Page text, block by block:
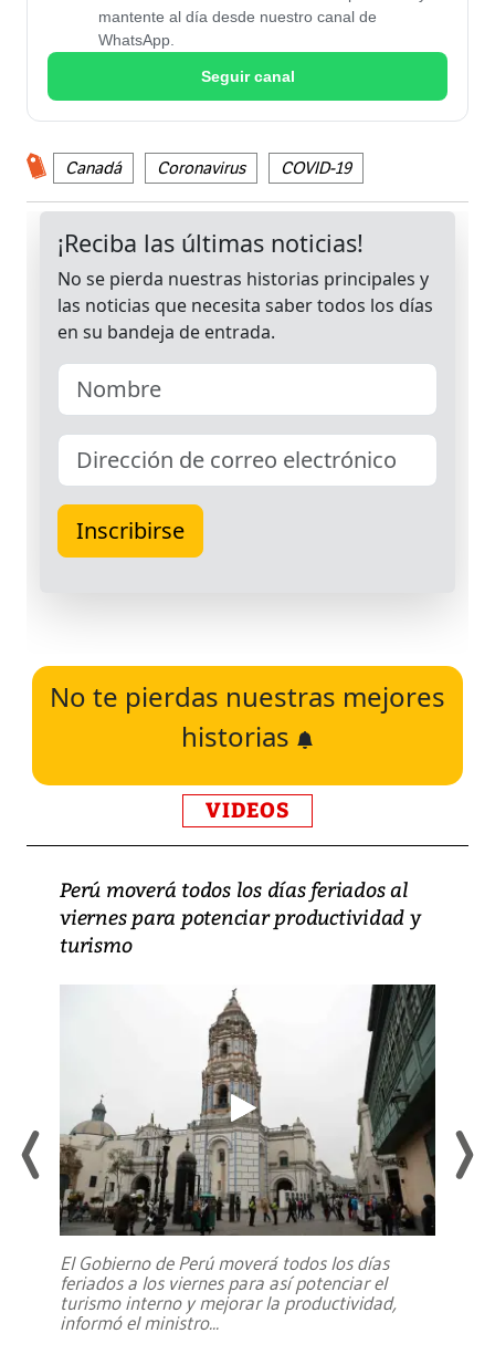
mantente al día desde nuestro canal de
WhatsApp.
Seguir canal
Canadá Coronavirus COVID-19
No te pierdas nuestras mejores
historias
VIDEOS
Perú moverá todos los días feriados al
viernes para potenciar productividad y
turismo
El Gobierno de Perú moverá todos los días
feriados a los viernes para así potenciar el
turismo interno y mejorar la productividad,
informó el ministro...